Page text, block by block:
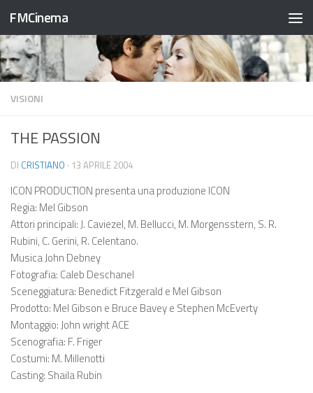
Salta al contenuto
FMCinema
VISIONI
THE PASSION
DI CRISTIANO · 13 APRILE 2004
ICON PRODUCTION presenta una produzione ICON
Regia: Mel Gibson
Attori principali: J. Caviezel, M. Bellucci, M. Morgensstern, S. R.
Rubini, C. Gerini, R. Celentano.
Musica John Debney
Fotografia: Caleb Deschanel
Sceneggiatura: Benedict Fitzgerald e Mel Gibson
Prodotto: Mel Gibson e Bruce Bavey e Stephen McEverty
Montaggio: John wright ACE
Scenografia: F. Friger
Costumi: M. Millenotti
Casting: Shaila Rubin